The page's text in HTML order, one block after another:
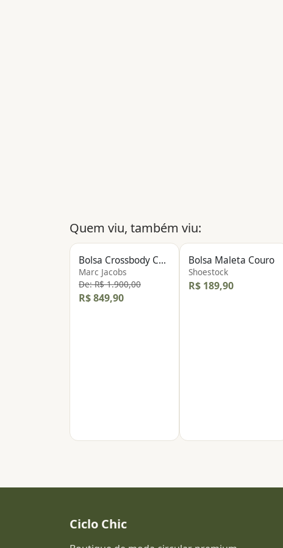
Quem viu, também viu:
Bolsa Crossbody Couro
Marc Jacobs
De: R$ 1.900,00
R$ 849,90
Bolsa Maleta Couro
Shoestock
R$ 189,90
Ciclo Chic